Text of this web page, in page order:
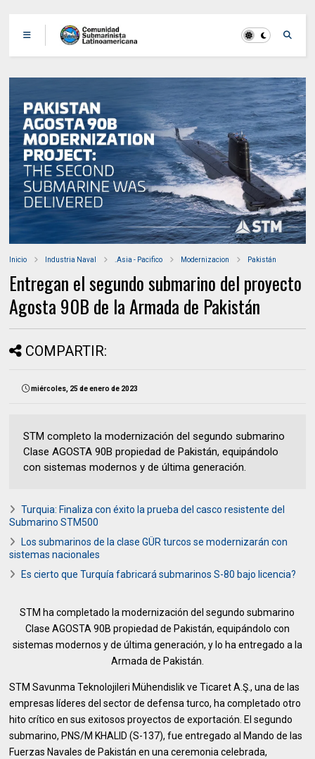
Inicio Industria Naval .Asia - Pacifico Modernizacion Pakistán
Entregan el segundo submarino del proyecto
Agosta 90B de la Armada de Pakistán
COMPARTIR:
miércoles, 25 de enero de 2023
STM completo la modernización del segundo submarino
Clase AGOSTA 90B propiedad de Pakistán, equipándolo
con sistemas modernos y de última generación.
Turquia: Finaliza con éxito la prueba del casco resistente del
Submarino STM500
Los submarinos de la clase GÜR turcos se modernizarán con
sistemas nacionales
Es cierto que Turquía fabricará submarinos S-80 bajo licencia?
STM ha completado la modernización del segundo submarino
Clase AGOSTA 90B propiedad de Pakistán, equipándolo con
sistemas modernos y de última generación, y lo ha entregado a la
Armada de Pakistán.
STM Savunma Teknolojileri Mühendislik ve Ticaret A.Ş., una de las
empresas líderes del sector de defensa turco, ha completado otro
hito crítico en sus exitosos proyectos de exportación. El segundo
submarino, PNS/M KHALID (S-137), fue entregado al Mando de las
Fuerzas Navales de Pakistán en una ceremonia celebrada,